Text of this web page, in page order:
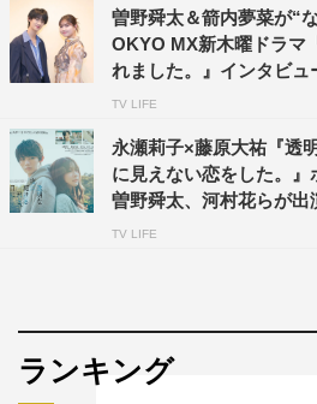
曽野舜太＆箭内夢菜が“
OKYO MX新木曜ドラマ
れました。』インタビュ
TV LIFE
永瀬莉子×藤原大祐『透
に見えない恋をした。
曽野舜太、河村花らが出
TV LIFE
ランキング